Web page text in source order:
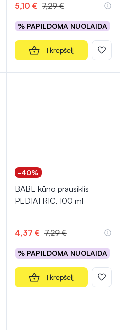
5,10 € 7,29 €
% PAPILDOMA NUOLAIDA
Į krepšelį
-40%
BABE kūno prausiklis
PEDIATRIC, 100 ml
4,37 € 7,29 €
% PAPILDOMA NUOLAIDA
Į krepšelį